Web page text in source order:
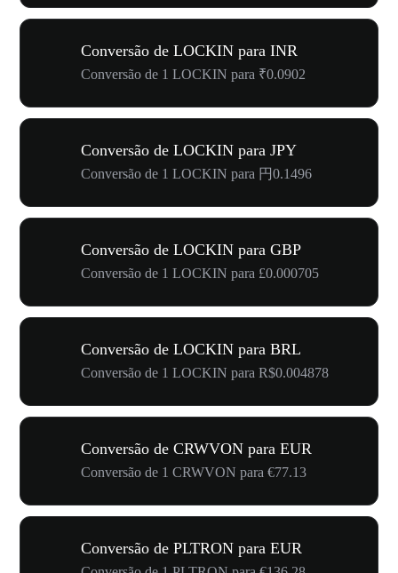
Conversão de LOCKIN para INR
Conversão de 1 LOCKIN para ₹0.0902
Conversão de LOCKIN para JPY
Conversão de 1 LOCKIN para 円0.1496
Conversão de LOCKIN para GBP
Conversão de 1 LOCKIN para £0.000705
Conversão de LOCKIN para BRL
Conversão de 1 LOCKIN para R$0.004878
Conversão de CRWVON para EUR
Conversão de 1 CRWVON para €77.13
Conversão de PLTRON para EUR